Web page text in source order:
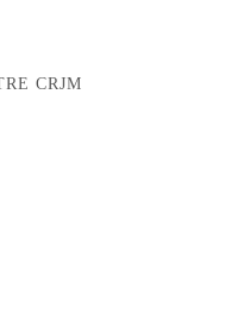
CRJM